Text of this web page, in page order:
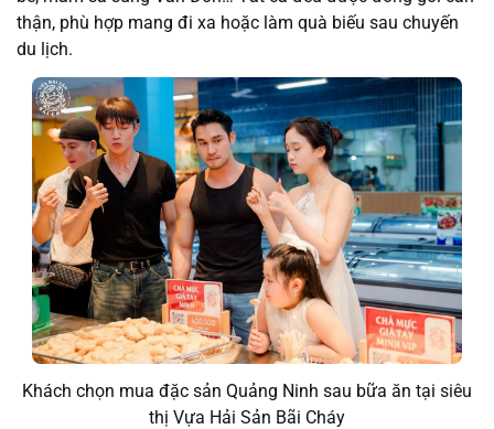
thận, phù hợp mang đi xa hoặc làm quà biếu sau chuyến
du lịch.
Khách chọn mua đặc sản Quảng Ninh sau bữa ăn tại siêu
thị Vựa Hải Sản Bãi Cháy